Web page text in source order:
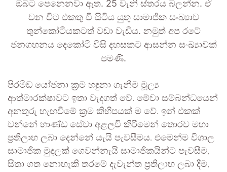
ඔබට පෙනෙනවා ඇත. 25 වැනි ස්තරය බලන්න. ඒ
වන විට එකතු වී සිටිය යුතු සාමාජික සංඛ්‍යාව
තුන්කෝටියකටත් වඩා වැඩිය. නමුත් අප රටේ
ජනගහනය දෙකෝටි විසි දහසකට ආසන්න සංඛ්‍යාවක්
පමණි.
පිරමිඩ යෝජනා ක්‍රම හඳුනා ගැනීම මූල්‍ය
ආත්මාරක්ෂාවට ඉතා වැදගත් වේ. මේවා සම්බන්ධයෙන්
අනතුරු හැඟවීමේ ක්‍රම කිහිපයක් ම වේ. ඉන් එකක්
වන්නේ භාණ්ඩ සේවා අළලවි කිරීමෙන් තොරව මහා
ප්‍රතිලාභ ලබා දෙන්නේ යැයි පැවසීමය. එමෙන්ම විශාල
සාමාජික මුදලක් ගෙවන්නැයි සාමාජිකයින්ට පැවසීම,
සිතා ගත නොහැකි තරමේ දැවැන්ත ප්‍රතිලාභ ලබා දීම,